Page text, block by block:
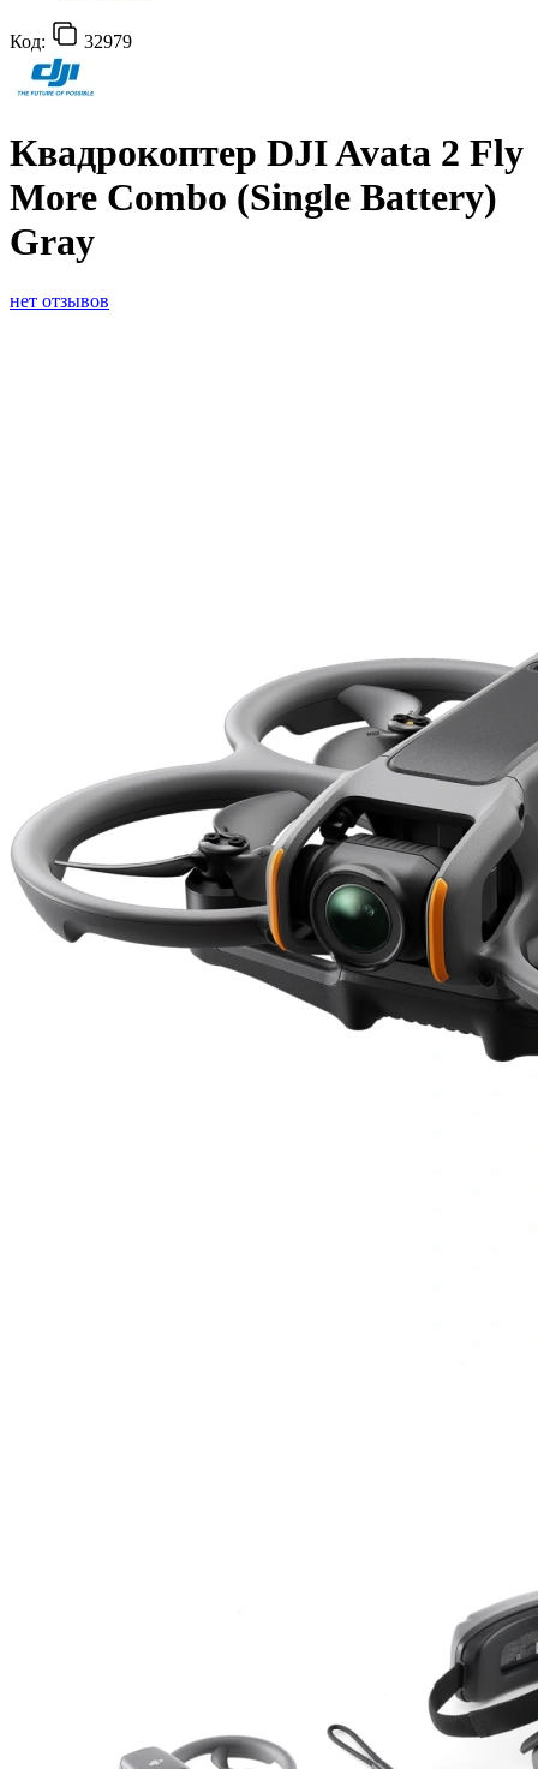
Код: 32979
Квадрокоптер DJI Avata 2 Fly
More Combo (Single Battery)
Gray
нет отзывов